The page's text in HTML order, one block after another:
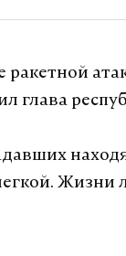
ракетной
глава
Жизни